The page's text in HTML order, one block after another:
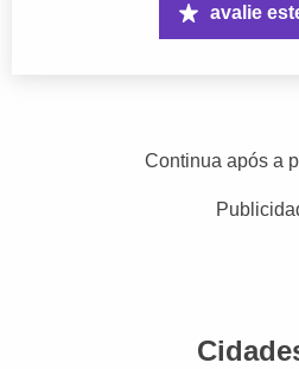
avalie
Continua após a